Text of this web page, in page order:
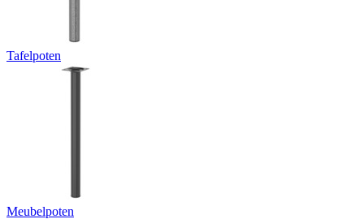
Tafelpoten
Meubelpoten